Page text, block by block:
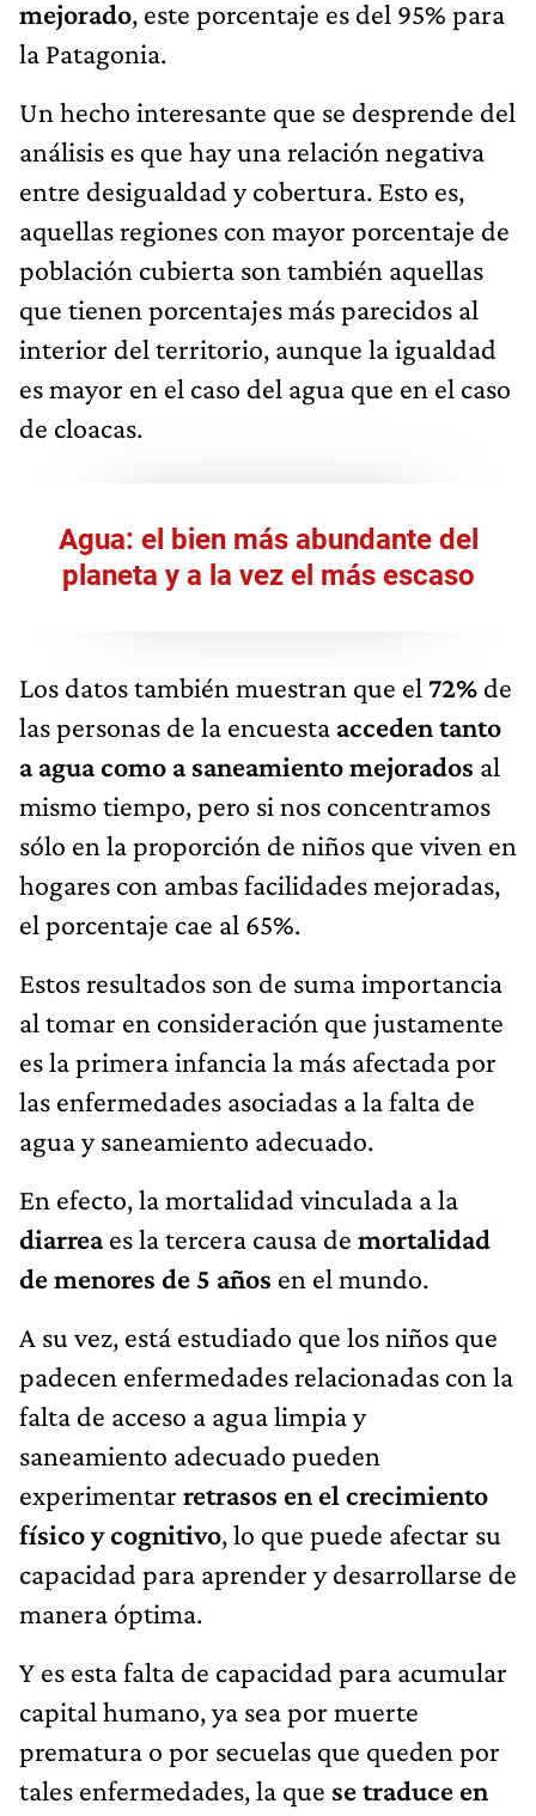
mejorado, este porcentaje es del 95% para
la Patagonia.
Un hecho interesante que se desprende del
análisis es que hay una relación negativa
entre desigualdad y cobertura. Esto es,
aquellas regiones con mayor porcentaje de
población cubierta son también aquellas
que tienen porcentajes más parecidos al
interior del territorio, aunque la igualdad
es mayor en el caso del agua que en el caso
de cloacas.
Agua: el bien más abundante del
planeta y a la vez el más escaso
Los datos también muestran que el 72% de
las personas de la encuesta acceden tanto
a agua como a saneamiento mejorados al
mismo tiempo, pero si nos concentramos
sólo en la proporción de niños que viven en
hogares con ambas facilidades mejoradas,
el porcentaje cae al 65%.
Estos resultados son de suma importancia
al tomar en consideración que justamente
es la primera infancia la más afectada por
las enfermedades asociadas a la falta de
agua y saneamiento adecuado.
En efecto, la mortalidad vinculada a la
diarreaes la tercera causa de mortalidad
de menores de 5 años en el mundo.
A su vez, está estudiado que los niños que
padecen enfermedades relacionadas con la
falta de acceso a agua limpia y
saneamiento adecuado pueden
experimentar retrasos en el crecimiento
físico y cognitivo, lo que puede afectar su
capacidad para aprender y desarrollarse de
manera óptima.
Y es esta falta de capacidad para acumular
capital humano, ya sea por muerte
prematura o por secuelas que queden por
tales enfermedades, la que se traduce en